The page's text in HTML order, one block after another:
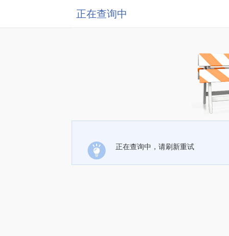
正在查询中
正在查询中，请刷新重试